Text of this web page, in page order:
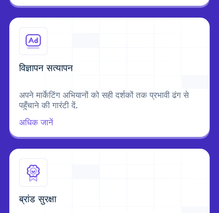
विज्ञापन सत्यापन
अपने मार्केटिंग अभियानों को सही दर्शकों तक प्रभावी ढंग से
पहुँचाने की गारंटी दें.
अधिक जानें
ब्रांड सुरक्षा